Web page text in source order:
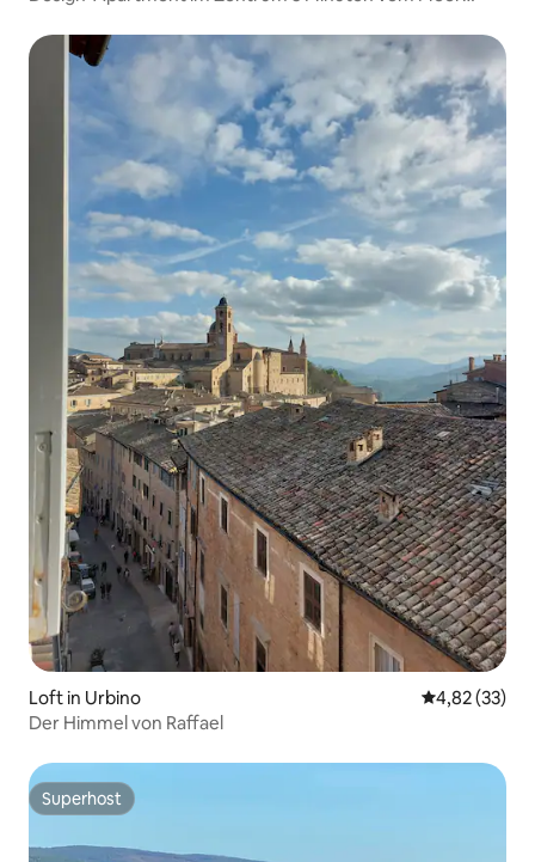
Loft in Urbino
4,82 (33)
Der Himmel von Raffael
Superhost
Superhost